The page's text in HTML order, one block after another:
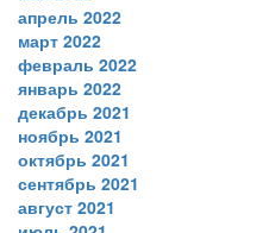
апрель 2022
март 2022
февраль 2022
январь 2022
декабрь 2021
ноябрь 2021
октябрь 2021
сентябрь 2021
август 2021